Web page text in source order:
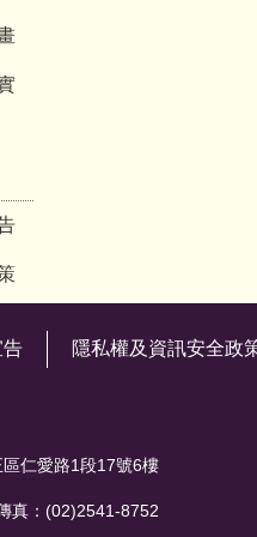
告 隱私權及資訊安全政
仁愛路1段17號6樓
：(02)2541-8752